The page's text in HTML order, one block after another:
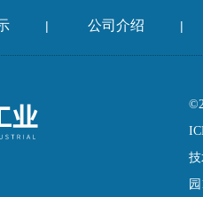
| 公司介绍 |